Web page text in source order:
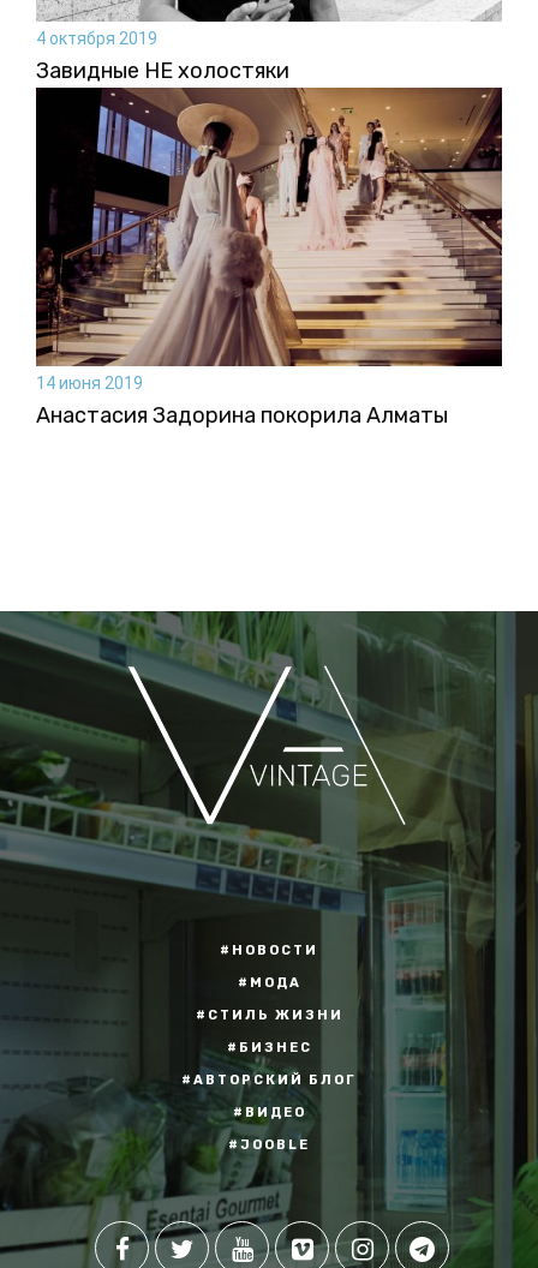
4 октября 2019
Завидные НЕ холостяки
14 июня 2019
Анастасия Задорина покорила Алматы
#НОВОСТИ
#МОДА
#СТИЛЬ ЖИЗНИ
#БИЗНЕС
#АВТОРСКИЙ БЛОГ
#ВИДЕО
#JOOBLE